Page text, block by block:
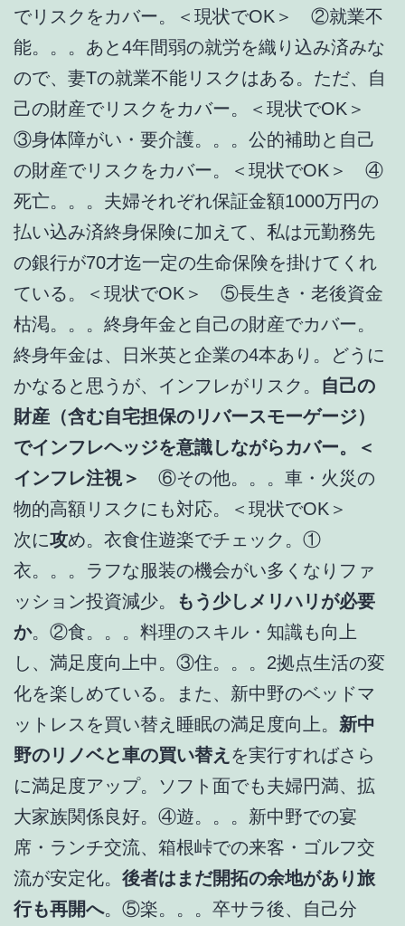
でリスクをカバー。＜現状でOK＞ ②就業不
能。。。あと4年間弱の就労を織り込み済みな
ので、妻Tの就業不能リスクはある。ただ、自
己の財産でリスクをカバー。＜現状でOK＞
③身体障がい・要介護。。。公的補助と自己
の財産でリスクをカバー。＜現状でOK＞ ④
死亡。。。夫婦それぞれ保証金額1000万円の
払い込み済終身保険に加えて、私は元勤務先
の銀行が70才迄一定の生命保険を掛けてくれ
ている。＜現状でOK＞ ⑤長生き・老後資金
枯渇。。。終身年金と自己の財産でカバー。
終身年金は、日米英と企業の4本あり。どうに
かなると思うが、インフレがリスク。 自己の
財産（含む自宅担保のリバースモーゲージ）
でインフレヘッジを意識しながらカバー。＜
インフレ注視＞
⑥その他。。。車・火災の
物的高額リスクにも対応。＜現状でOK＞
次に攻め。衣食住遊楽でチェック。①
衣。。。ラフな服装の機会がい多くなりファ
ッション投資減少。
もう少しメリハリが必要
か。②食。。。料理のスキル・知識も向上
し、満足度向上中。③住。。。2拠点生活の変
化を楽しめている。また、新中野のベッドマ
ットレスを買い替え睡眠の満足度向上。 新中
野のリノベと車の買い替え を実行すればさら
に満足度アップ。ソフト面でも夫婦円満、拡
大家族関係良好。④遊。。。新中野での宴
席・ランチ交流、箱根峠での来客・ゴルフ交
流が安定化。 後者はまだ開拓の余地があり旅
行も再開へ。⑤楽。。。卒サラ後、自己分